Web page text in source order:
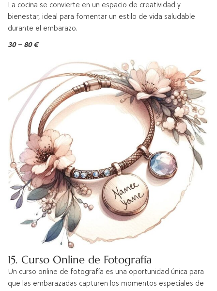
La cocina se convierte en un espacio de creatividad y
bienestar, ideal para fomentar un estilo de vida saludable
durante el embarazo.
30 – 80 €
15. Curso Online de Fotografía
Un curso online de fotografía es una oportunidad única para
que las embarazadas capturen los momentos especiales de